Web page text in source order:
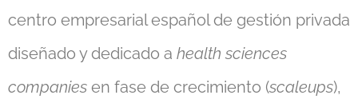
centro empresarial español de gestión privada
diseñado y dedicado a health sciences
companies en fase de crecimiento (scaleups),